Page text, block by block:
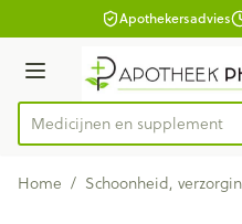
Ga naar de inhoudApothekersadvies
Menu
Product, merk, categorie...
Medici
Home / Schoonheid,